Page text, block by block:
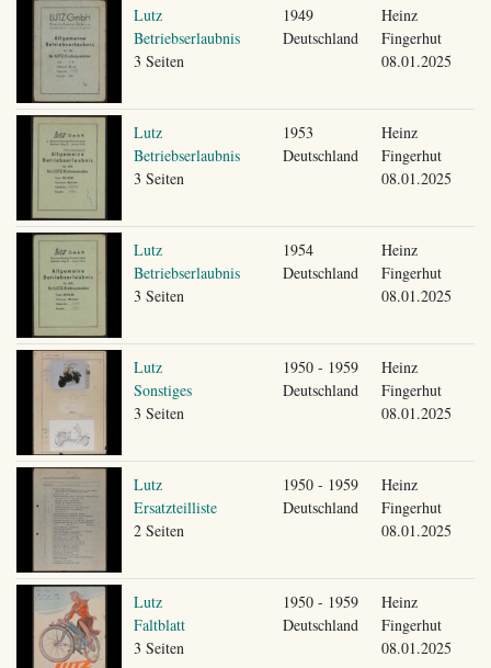
Lutz
Betriebserlaubnis
3 Seiten
1949
Deutschland
Heinz
Fingerhut
08.01.2025
Lutz
Betriebserlaubnis
3 Seiten
1953
Deutschland
Heinz
Fingerhut
08.01.2025
Lutz
Betriebserlaubnis
3 Seiten
1954
Deutschland
Heinz
Fingerhut
08.01.2025
Lutz
Sonstiges
3 Seiten
1950 - 1959
Deutschland
Heinz
Fingerhut
08.01.2025
Lutz
Ersatzteilliste
2 Seiten
1950 - 1959
Deutschland
Heinz
Fingerhut
08.01.2025
Lutz
Faltblatt
3 Seiten
1950 - 1959
Deutschland
Heinz
Fingerhut
08.01.2025